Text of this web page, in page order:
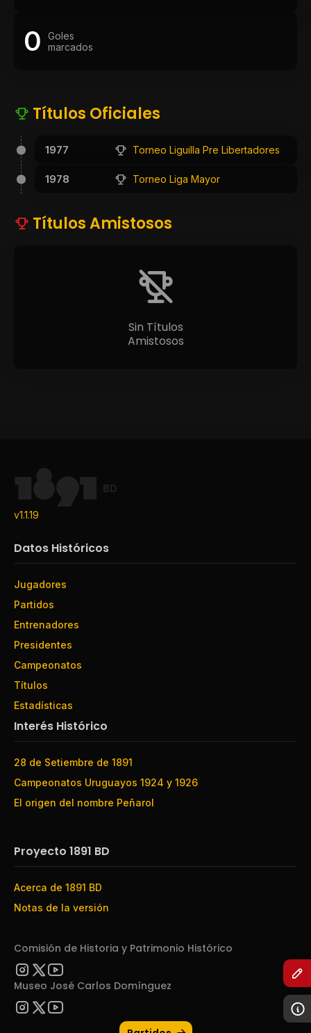
0
Goles
marcados
Títulos Oficiales
1977 Torneo Liguilla Pre Libertadores
1978 Torneo Liga Mayor
Títulos Amistosos
Sin Títulos
Amistosos
BD
v1.1.19
Datos Históricos
Jugadores
Partidos
Entrenadores
Presidentes
Campeonatos
Títulos
Estadísticas
Interés Histórico
28 de Setiembre de 1891
Campeonatos Uruguayos 1924 y 1926
El origen del nombre Peñarol
Proyecto 1891 BD
Acerca de 1891 BD
Notas de la versión
Comisión de Historia y Patrimonio Histórico
Museo José Carlos Domínguez